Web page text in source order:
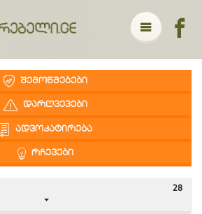
ᲨᲔᲛᲝᲬᲛᲔᲑᲔᲑᲘ
ᲓᲐᲠᲦᲕᲔᲕᲔᲑᲘ
ᲐᲓᲕᲝᲙᲐᲢᲘᲠᲔᲑᲐ
ᲠᲩᲔᲕᲔᲑᲘ
28